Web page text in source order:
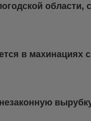
в махинациях